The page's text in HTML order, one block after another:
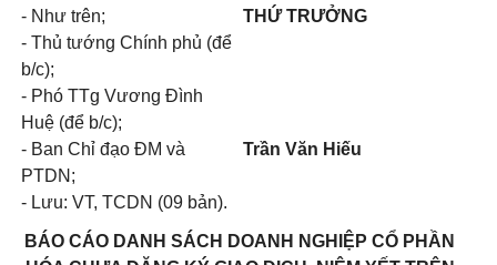
- Như trên;
- Thủ tướng Chính phủ (để
b/c);
- Phó TTg Vương Đình
Huệ (để b/c);
- Ban Chỉ đạo ĐM và
PTDN;
- Lưu: VT, TCDN (09 bản).
THỨ TRƯỞNG
Trần Văn Hiếu
BÁO CÁO DANH SÁCH DOANH NGHIỆP CỔ PHẦN